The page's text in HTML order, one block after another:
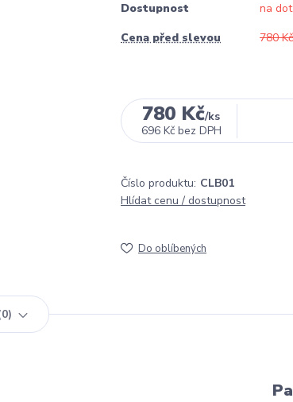
Dostupnost
na
Cena před slevou
780 Kč
780 Kč/ks
696 Kč bez DPH
Číslo produktu: CLB01
Hlídat cenu / dostupnost
Do oblíbených
0